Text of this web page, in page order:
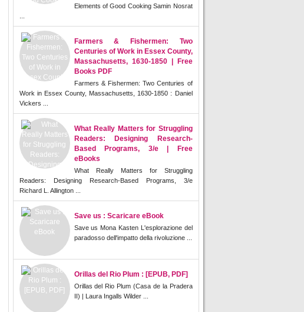
Elements of Good Cooking Samin Nosrat
Farmers & Fishermen: Two
Centuries of Work in Essex County,
Massachusetts, 1630-1850 | Free
Books PDF
Farmers & Fishermen: Two Centuries of
Work in Essex County, Massachusetts, 1630-1850 : Daniel
Vickers ...
What Really Matters for Struggling
Readers: Designing Research-
Based Programs, 3/e | Free
eBooks
What Really Matters for Struggling
Readers: Designing Research-Based Programs, 3/e
Richard L. Allington ...
Save us : Scaricare eBook
Save us Mona Kasten L'esplorazione del
paradosso dell'impatto della rivoluzione ...
Orillas del Rio Plum : [EPUB, PDF]
Orillas del Rio Plum (Casa de la Pradera
II) | Laura Ingalls Wilder ...